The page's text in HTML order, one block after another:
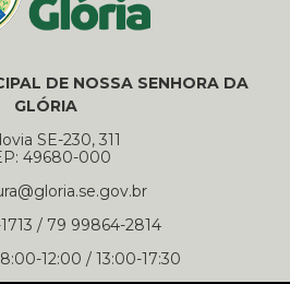
DE NOSSA SENHORA DA
GLÓRIA
SE-230, 311
49680-000
1713 / 79 99864-2814
12:00 / 13:00-17:30